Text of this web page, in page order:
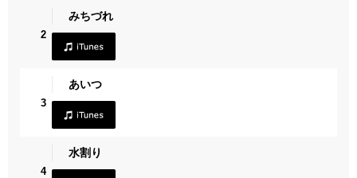
2
みちづれ
3
あいつ
4
水割り